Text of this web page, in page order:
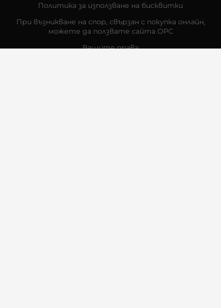
Политика за използване на бисквитки
При възникване на спор, свързан с покупка онлайн,
можете да ползвате сайта ОРС
Вашите права